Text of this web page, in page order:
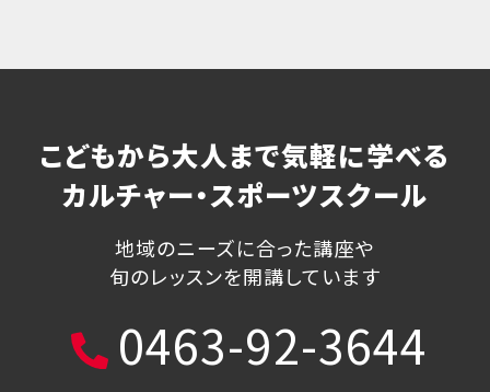
こどもから大人まで気軽に学べる
カルチャー・スポーツスクール
地域のニーズに合った講座や
旬のレッスンを開講しています
0463-92-3644